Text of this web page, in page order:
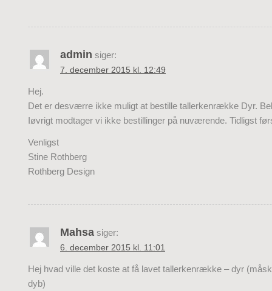
admin siger:
7. december 2015 kl. 12:49
Hej.
Det er desværre ikke muligt at bestille tallerkenrække Dyr.
Iøvrigt modtager vi ikke bestillinger på nuværende. Tidligst
Venligst
Stine Rothberg
Rothberg Design
Mahsa siger:
6. december 2015 kl. 11:01
Hej hvad ville det koste at få lavet tallerkenrække – dyr
dyb)